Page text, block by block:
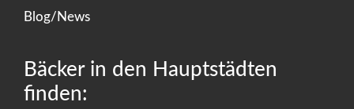
Blog/News
Bäcker in den Hauptstädten
finden: